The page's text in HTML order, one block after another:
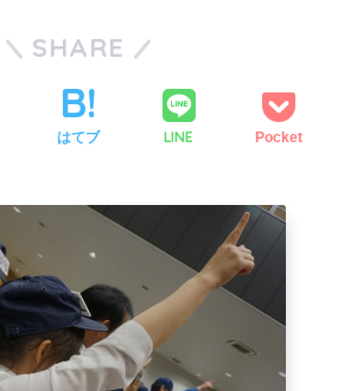
SHARE
はてブ LINE Pocket